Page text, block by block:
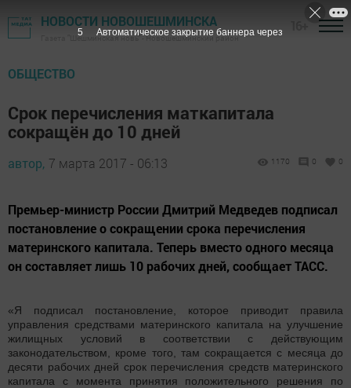
НОВОСТИ НОВОШЕШМИНСКА
Газета "Шешминская новь" - Новошешминский район
ОБЩЕСТВО
Срок перечисления маткапитала
сокращён до 10 дней
автор, 7 марта 2017 - 06:13 1170 0 0
Премьер-министр России Дмитрий Медведев подписал
постановление о сокращении срока перечисления
материнского капитала. Теперь вместо одного месяца
он составляет лишь 10 рабочих дней, сообщает ТАСС.
«Я подписал постановление, которое приводит правила
управления средствами материнского капитала на улучшение
жилищных условий в соответствии с действующим
законодательством, кроме того, там сокращается с месяца до
десяти рабочих дней срок перечисления средств материнского
капитала с момента принятия положительного решения по
5 Автоматическое закрытие баннера через